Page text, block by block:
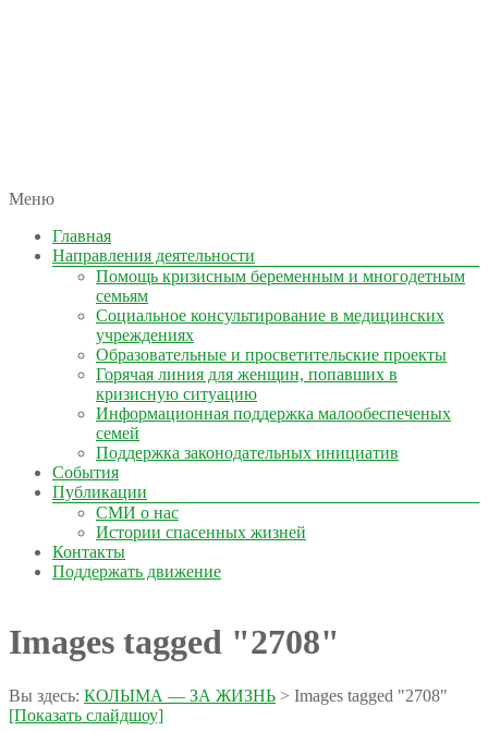
КОЛЫМА — ЗА ЖИЗНЬ
автономная некоммерческая организация
Меню
Главная
Направления деятельности
Помощь кризисным беременным и многодетным
семьям
Социальное консультирование в медицинских
учреждениях
Образовательные и просветительские проекты
Горячая линия для женщин, попавших в
кризисную ситуацию
Информационная поддержка малообеспеченых
семей
Поддержка законодательных инициатив
События
Публикации
СМИ о нас
Истории спасенных жизней
Контакты
Поддержать движение
Images tagged "2708"
Вы здесь: КОЛЫМА — ЗА ЖИЗНЬ > Images tagged "2708"
[Показать слайдшоу]